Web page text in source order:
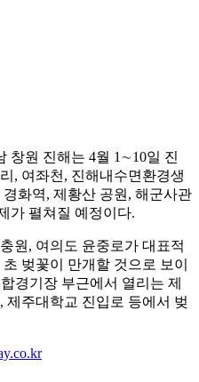
창원 진해는 4월 1∼10일 진
, 여좌천, 진해내수면환경생
화역, 제황산 공원, 해군사관
가 펼쳐질 예정이다.
원, 여의도 윤중로가 대표적
벚꽃이 만개할 것으로 보이
경기장 부근에서 열리는 제
제주대학교 진입로 등에서 벚